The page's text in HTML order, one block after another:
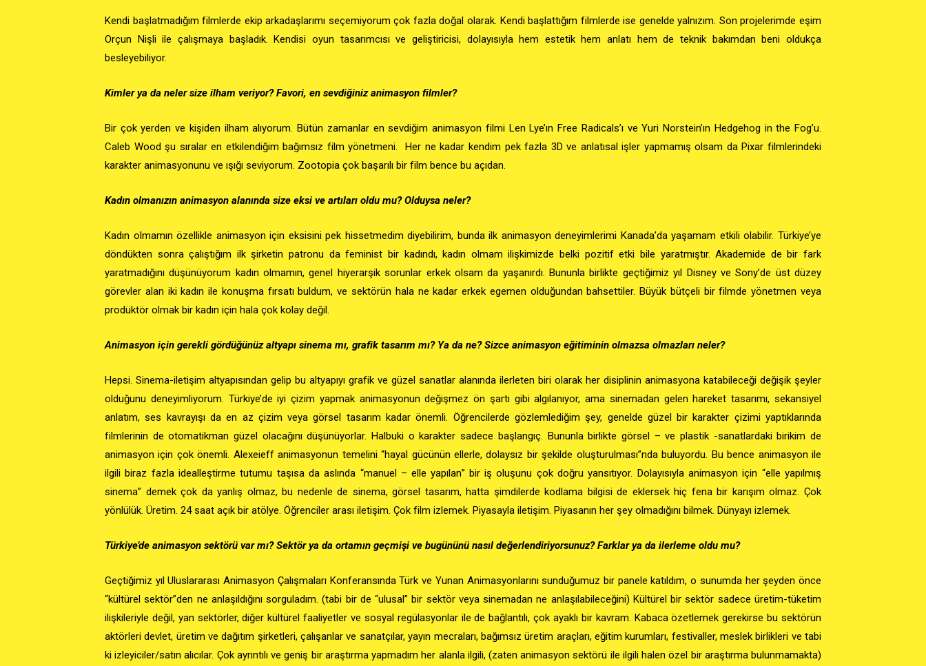
Kendi başlatmadığım filmlerde ekip arkadaşlarımı seçemiyorum çok fazla doğal olarak. Kendi başlattığım filmlerde ise genelde yalnızım. Son projelerimde eşim
Orçun Nişli ile çalışmaya başladık. Kendisi oyun tasarımcısı ve geliştiricisi, dolayısıyla hem estetik hem anlatı hem de teknik bakımdan beni oldukça
besleyebiliyor.
Kimler ya da neler size ilham veriyor? Favori, en sevdiğiniz animasyon filmler?
Bir çok yerden ve kişiden ilham alıyorum. Bütün zamanlar en sevdiğim animasyon filmi Len Lye’ın Free Radicals’ı ve Yuri Norstein’ın Hedgehog in the Fog’u.
Caleb Wood şu sıralar en etkilendiğim bağımsız film yönetmeni. Her ne kadar kendim pek fazla 3D ve anlatısal işler yapmamış olsam da Pixar filmlerindeki
karakter animasyonunu ve ışığı seviyorum. Zootopia çok başarılı bir film bence bu açıdan.
Kadın olmanızın animasyon alanında size eksi ve artıları oldu mu? Olduysa neler?
Kadın olmamın özellikle animasyon için eksisini pek hissetmedim diyebilirim, bunda ilk animasyon deneyimlerimi Kanada’da yaşamam etkili olabilir. Türkiye’ye
döndükten sonra çalıştığım ilk şirketin patronu da feminist bir kadındı, kadın olmam ilişkimizde belki pozitif etki bile yaratmıştır. Akademide de bir fark
yaratmadığını düşünüyorum kadın olmamın, genel hiyerarşik sorunlar erkek olsam da yaşanırdı. Bununla birlikte geçtiğimiz yıl Disney ve Sony’de üst düzey
görevler alan iki kadın ile konuşma fırsatı buldum, ve sektörün hala ne kadar erkek egemen olduğundan bahsettiler. Büyük bütçeli bir filmde yönetmen veya
prodüktör olmak bir kadın için hala çok kolay değil.
Animasyon için gerekli gördüğünüz altyapı sinema mı, grafik tasarım mı? Ya da ne? Sizce animasyon eğitiminin olmazsa olmazları neler?
Hepsi. Sinema-iletişim altyapısından gelip bu altyapıyı grafik ve güzel sanatlar alanında ilerleten biri olarak her disiplinin animasyona katabileceği değişik şeyler
olduğunu deneyimliyorum. Türkiye’de iyi çizim yapmak animasyonun değişmez ön şartı gibi algılanıyor, ama sinemadan gelenhareket tasarımı, sekansiyel
anlatım, ses kavrayışı da en az çizim veya görsel tasarım kadar önemli. Öğrencilerde gözlemlediğim şey, genelde güzel bir karakter çizimi yaptıklarında
filmlerinin de otomatikman güzel olacağını düşünüyorlar. Halbuki o karakter sadece başlangıç. Bununla birlikte görsel – ve plastik -sanatlardaki birikim de
animasyon için çok önemli. Alexeieff animasyonun temelini “hayal gücünün ellerle, dolaysız bir şekilde oluşturulması”nda buluyordu. Bu bence animasyon ile
ilgili biraz fazla idealleştirme tutumu taşısa da aslında “manuel – elle yapılan” bir iş oluşunu çok doğru yansıtıyor. Dolayısıyla animasyon için “elle yapılmış
sinema” demek çok da yanlış olmaz, bu nedenle de sinema, görsel tasarım, hatta şimdilerde kodlama bilgisi de eklersek hiç fena bir karışım olmaz. Çok
yönlülük. Üretim. 24 saat açık bir atölye. Öğrenciler arası iletişim. Çok film izlemek. Piyasayla iletişim. Piyasanın her şey olmadığını bilmek. Dünyayı izlemek.
Türkiye’de animasyon sektörü var mı? Sektör ya da ortamın geçmişi ve bugününü nasıl değerlendiriyorsunuz? Farklar ya da ilerleme oldu mu?
Geçtiğimiz yıl Uluslararası Animasyon Çalışmaları Konferansında Türk ve Yunan Animasyonlarını sunduğumuz bir panele katıldım, o sunumda her şeyden önce
“kültürel sektör”den ne anlaşıldığını sorguladım. (tabi bir de “ulusal” bir sektör veya sinemadan ne anlaşılabileceğini) Kültürel bir sektör sadece üretim-tüketim
ilişkileriyle değil, yan sektörler, diğer kültürel faaliyetler ve sosyal regülasyonlar ile de bağlantılı, çok ayaklı bir kavram. Kabaca özetlemek gerekirse bu sektörün
aktörleri devlet, üretim ve dağıtım şirketleri, çalışanlar ve sanatçılar, yayın mecraları, bağımsız üretim araçları, eğitim kurumları, festivaller, meslek birlikleri ve tabi
ki izleyiciler/satın alıcılar. Çok ayrıntılı ve geniş bir araştırma yapmadım her alanla ilgili, (zaten animasyon sektörü ile ilgili halen özel bir araştırma bulunmamakta)